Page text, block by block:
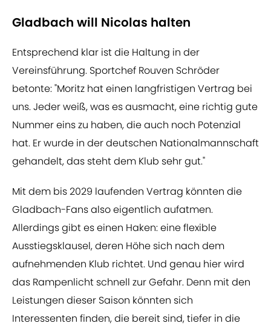
Gladbach will Nicolas halten
Entsprechend klar ist die Haltung in der
Vereinsführung. Sportchef Rouven Schröder
betonte: "Moritz hat einen langfristigen Vertrag bei
uns. Jeder weiß, was es ausmacht, eine richtig gute
Nummer eins zu haben, die auch noch Potenzial
hat. Er wurde in der deutschen Nationalmannschaft
gehandelt, das steht dem Klub sehr gut."
Mit dem bis 2029 laufenden Vertrag könnten die
Gladbach-Fans also eigentlich aufatmen.
Allerdings gibt es einen Haken: eine flexible
Ausstiegsklausel, deren Höhe sich nach dem
aufnehmenden Klub richtet. Und genau hier wird
das Rampenlicht schnell zur Gefahr. Denn mit den
Leistungen dieser Saison könnten sich
Interessenten finden, die bereit sind, tiefer in die